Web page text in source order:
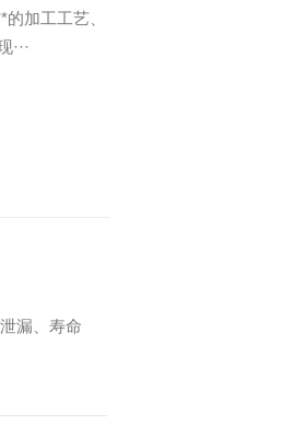
加工工艺、
漏、寿命